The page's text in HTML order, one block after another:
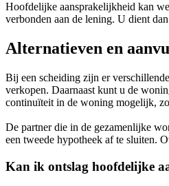
Hoofdelijke aansprakelijkheid kan
verbonden aan de lening. U dient
Alternatieven en
Bij een scheiding zijn er
verkopen. Daarnaast kunt u de
continuïteit in de woning mogelijk,
De partner die in de gezamenlijke
een tweede hypotheek af te sluiten.
Kan ik ontslag hoofdelijke